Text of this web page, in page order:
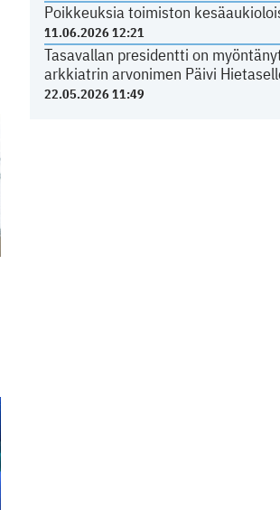
Poikkeuksia toimiston
11.06.2026 12:21
Tasavallan presidentti on
arkkiatrin arvonimen Päivi
22.05.2026 11:49